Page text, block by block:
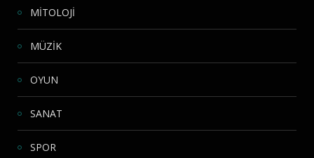
MİTOLOJİ
MÜZİK
OYUN
SANAT
SPOR